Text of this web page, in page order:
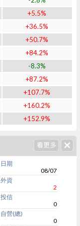
+5.5%
+36.5%
+50.7%
+84.2%
-8.3%
+87.2%
+107.7%
+160.2%
+152.9%
日期
08/07
外資
2
投信
0
自營(總)
0